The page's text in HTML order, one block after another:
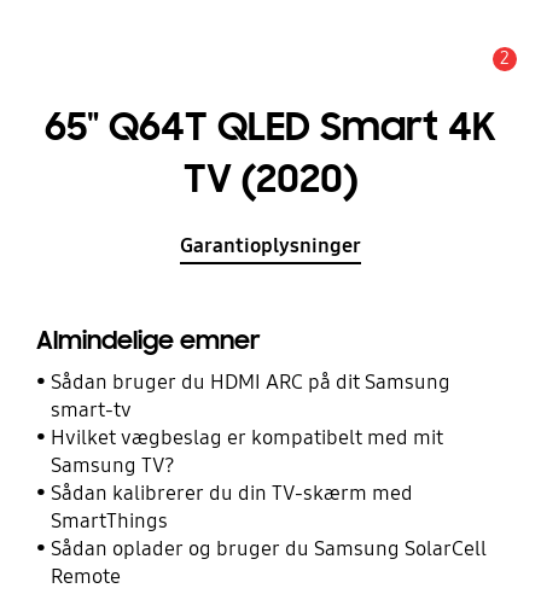
2
65" Q64T QLED Smart 4K
TV (2020)
Garantioplysninger
Almindelige emner
Sådan bruger du HDMI ARC på dit Samsung
smart-tv
Hvilket vægbeslag er kompatibelt med mit
Samsung TV?
Sådan kalibrerer du din TV-skærm med
SmartThings
Sådan oplader og bruger du Samsung SolarCell
Remote